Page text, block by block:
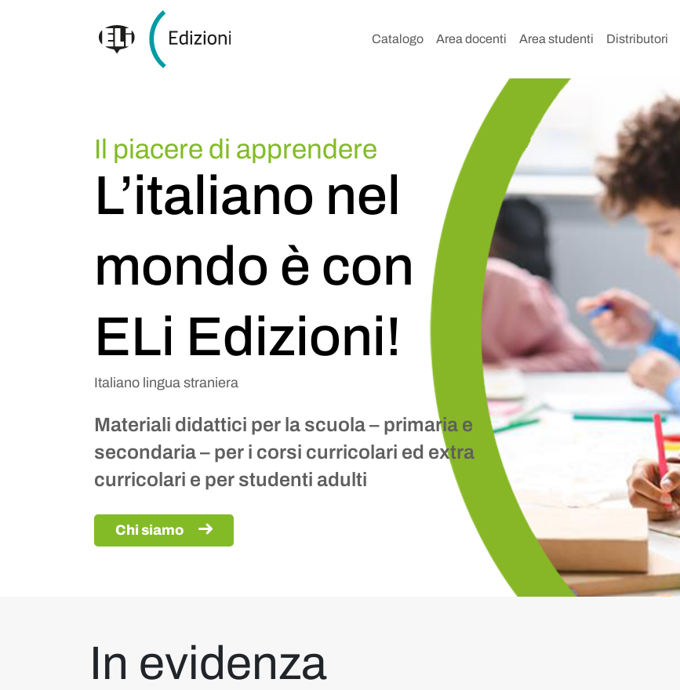
Catalogo Area docenti Area studenti Distributori
Il piacere di apprendere
L’italiano nel
mondo è con
ELi Edizioni!
Italiano lingua straniera
Materiali didattici per la scuola – primaria e
secondaria – per i corsi curricolari ed extra
curricolari e per studenti adulti
Chi siamo
In evidenza